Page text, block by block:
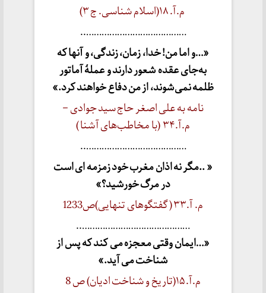
م.آ. ۱۸(اسلام شناسی. ج ۳)
…………………………………..
«…و اما من! خدا، زمان، زندگی، و آنها که
به‌جای عقده شعور دارند و عملۀ آماتور
ظلمه نمی‌شوند، از من دفاع خواهند کرد.»
نامه به علی اصغر حاج سید جوادی –
م.آ.۳۴ (با مخاطب‌های آشنا )
…………………………………..
« ..مگر نه اذان مغرب خود زمزمه ای است
در مرگ خورشید؟»
م. آ.۳۳ ( گفتگوهای تنهایی)ص1233
……………………………………..
«…ایمان وقتی معجزه می کند که پس از
شناخت می آید.»
م.آ. ۱۵(تاریخ و شناخت ادیان) ص 8